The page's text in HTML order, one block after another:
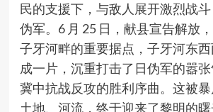
民的支援下，与敌人展开激烈战
伪军。6 月 25 日，献县宣告解放
子牙河畔的重要据点，子牙河东
成一片，沉重打击了日伪军的嚣
冀中抗战反攻的胜利序曲。这被
土地、河流，终于迎来了黎明的曙